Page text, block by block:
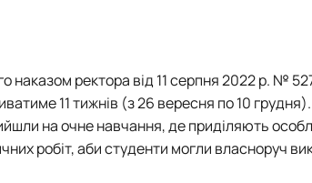
лісівництва та охорони лісу"
Міжнародні стандарти з гасіння пожеж
Пожежне законодавство
Публікації
Конференції та семінари
наказом ректора від 11 серпня 2022 р. №
11 тижнів (з 26 вересня по 10
на очне навчання, де приділяють
робіт, аби студенти могли власноруч